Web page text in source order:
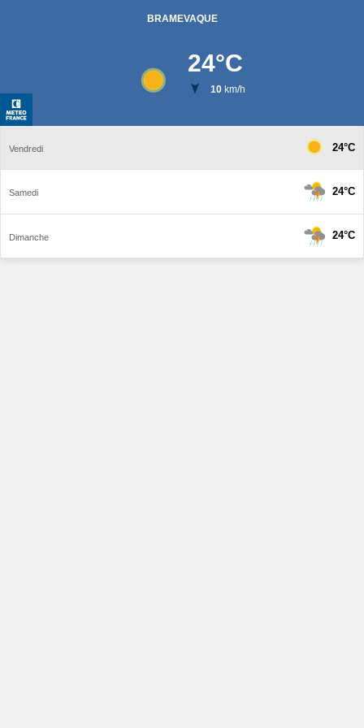
BRAMEVAQUE
24°C
10km/h
Vendredi 24°C
Samedi 24°C
Dimanche 24°C